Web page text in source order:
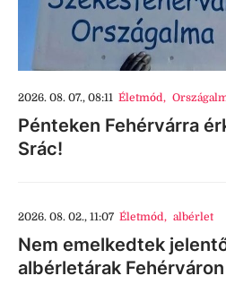
2026. 08. 07., 08:11 Életmód,
Pénteken Fehérvárra
Srác!
2026. 08. 02., 11:07 Életmód, albérlet
Nem emelkedtek
albérletárak Fehérváron